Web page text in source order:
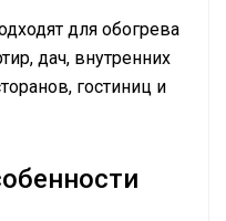
для обогрева
дач, внутренних
гостиниц и